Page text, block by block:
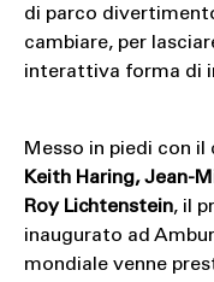
di parco
cambiare, per
interattiva forma di
Messo in piedi con
Keith Haring, Jean-
Roy Lichtenstein, il
inaugurato ad
mondiale venne